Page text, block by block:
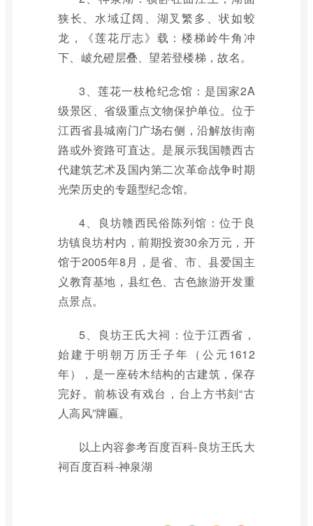
狭长、水域辽阔、湖叉繁多、状如蛟
龙，《莲花厅志》载：楼梯岭牛角冲
下、岥允磴层叠、望若登楼梯，故名。
3、莲花一枝枪纪念馆：是国家2A
级景区、省级重点文物保护单位。位于
江西省县城南门广场右侧，沿解放街南
路或外资路可直达。是展示我国赣西古
代建筑艺术及国内第二次革命战争时期
光荣历史的专题型纪念馆。
4、良坊赣西民俗陈列馆：位于良
坊镇良坊村内，前期投资30余万元，开
馆于2005年8月，是省、市、县爱国主
义教育基地，县红色、古色旅游开发重
点景点。
5、良坊王氏大祠：位于江西省，
始建于明朝万历壬子年（公元1612
年），是一座砖木结构的古建筑，保存
完好。前栋设有戏台，台上方书刻“古
人高风”牌匾。
以上内容参考百度百科-良坊王氏大
祠百度百科-神泉湖